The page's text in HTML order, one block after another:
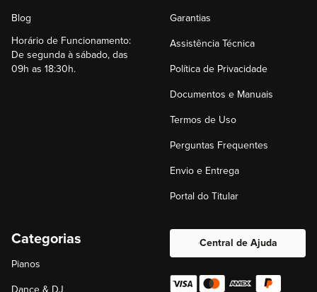
Blog
Horário de Funcionamento:
De segunda à sábado, das
09h as 18:30h.
Garantias
Assistência Técnica
Política de Privacidade
Documentos e Manuais
Termos de Uso
Perguntas Frequentes
Envio e Entrega
Portal do Titular
Categorias
Pianos
Central de Ajuda